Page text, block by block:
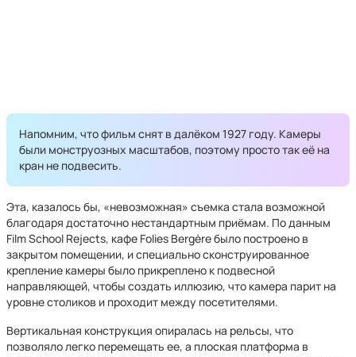
Напомним, что фильм снят в далёком 1927 году. Камеры
были монструозных масштабов, поэтому просто так её на
кран не подвесить.
Эта, казалось бы, «невозможная» съемка стала возможной
благодаря достаточно нестандартным приёмам. По данным
Film School Rejects, кафе Folies Bergère было построено в
закрытом помещении, и специально сконструированное
крепление камеры было прикреплено к подвесной
направляющей, чтобы создать иллюзию, что камера парит на
уровне столиков и проходит между посетителями.
Вертикальная конструкция опиралась на рельсы, что
позволяло легко перемещать ее, а плоская платформа в